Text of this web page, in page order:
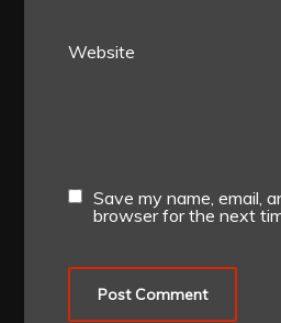
Website
Save my name, email,
browser for the next